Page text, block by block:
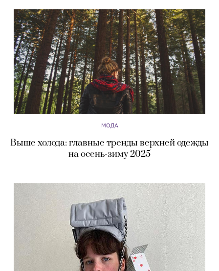
МОДА
Выше холода: главные тренды верхней одежды
на осень-зиму 2025